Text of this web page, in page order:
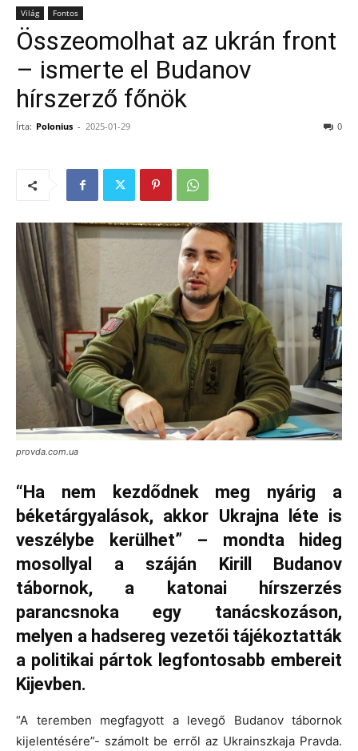
Világ Fontos
Összeomolhat az ukrán front
– ismerte el Budanov
hírszerző főnök
Írta: Polonius - 2025-01-29 0
provda.com.ua
“Ha nem kezdődnek meg nyárig a
béketárgyalások, akkor Ukrajna léte is
veszélybe kerülhet” – mondta hideg
mosollyal a száján Kirill Budanov
tábornok, a katonai hírszerzés
parancsnoka egy tanácskozáson,
melyen a hadsereg vezetői tájékoztatták
a politikai pártok legfontosabb embereit
Kijevben.
“A teremben megfagyott a levegő Budanov tábornok
kijelentésére”- számolt be erről az Ukrainszkaja Pravda.